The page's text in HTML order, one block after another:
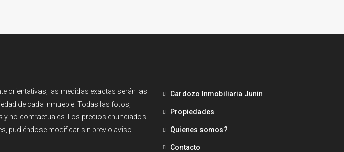
orientativas, las medidas exactas serán las
de cada inmueble. Todas las fotos,
y no contractuales. Los precios enunciados
pudiéndose modificar sin previo aviso.
Cardozo Inmobiliaria Junin
Propiedades
Quienes somos?
Contacto